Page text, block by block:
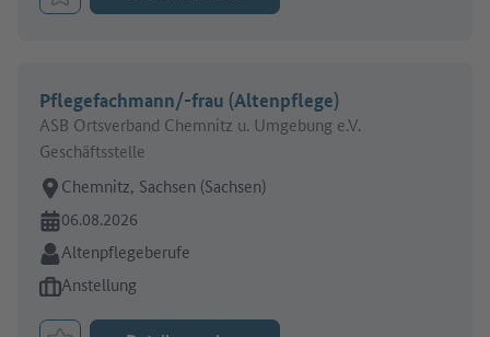
Job merken
Pflegefachmann/-frau (Altenpflege)
ASB Ortsverband Chemnitz u. Umgebung e.V.
Geschäftsstelle
Arbeitsort:
Chemnitz, Sachsen (Sachsen)
Online seit:
06.08.2026
Branche:
Altenpflegeberufe
Art des Jobangebots:
Anstellung